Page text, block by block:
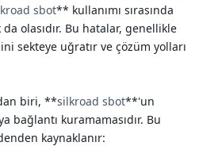
sbot** kullanımı sırasında
olasıdır. Bu hatalar, genellikle
sekteye uğratır ve çözüm yolları
biri, **silkroad sbot**'un
bağlantı kuramamasıdır. Bu
kaynaklanır: